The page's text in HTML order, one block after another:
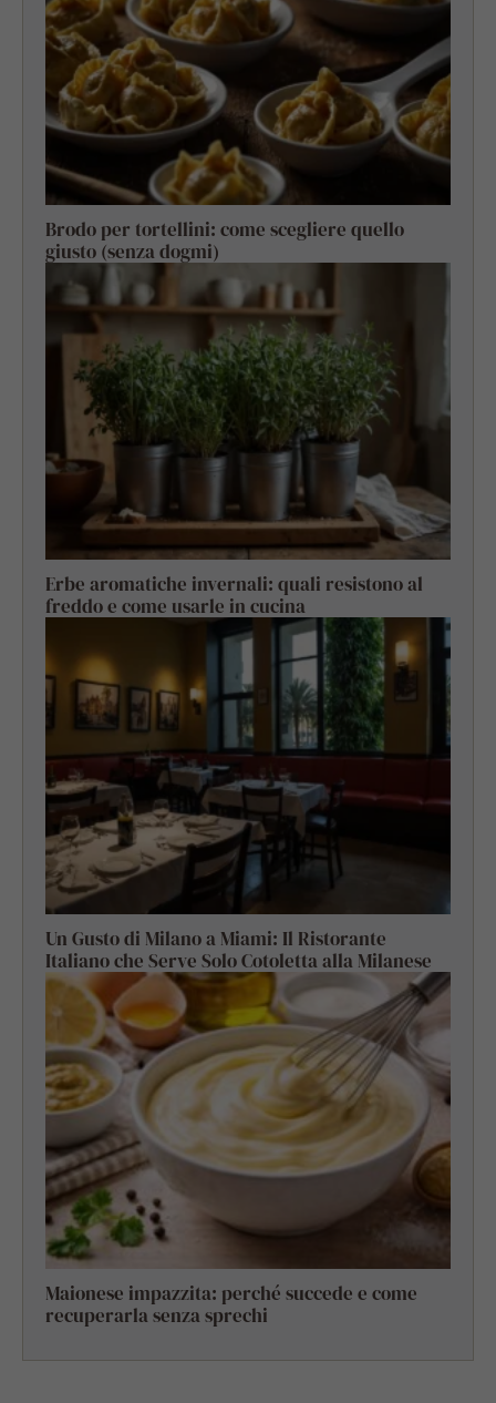
Brodo per tortellini: come scegliere quello
giusto (senza dogmi)
Erbe aromatiche invernali: quali resistono al
freddo e come usarle in cucina
Un Gusto di Milano a Miami: Il Ristorante
Italiano che Serve Solo Cotoletta alla Milanese
Maionese impazzita: perché succede e come
recuperarla senza sprechi